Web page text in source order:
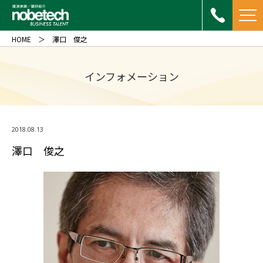
インフォメーション
HOME 澤口 俊之
2018.08.13
澤口 俊之